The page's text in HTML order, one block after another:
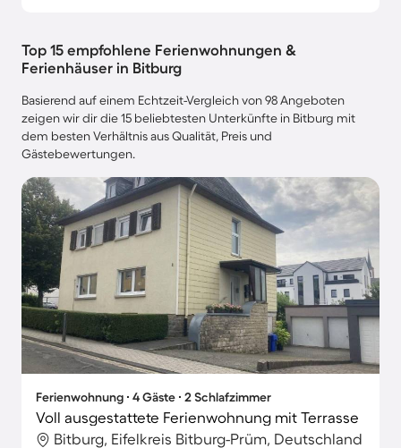
Top 15 empfohlene Ferienwohnungen &
Ferienhäuser in Bitburg
Basierend auf einem Echtzeit-Vergleich von 98 Angeboten
zeigen wir dir die 15 beliebtesten Unterkünfte in Bitburg mit
dem besten Verhältnis aus Qualität, Preis und
Gästebewertungen.
Ferienwohnung ∙ 4 Gäste ∙ 2 Schlafzimmer
Voll ausgestattete Ferienwohnung mit Terrasse
Bitburg, Eifelkreis Bitburg-Prüm, Deutschland